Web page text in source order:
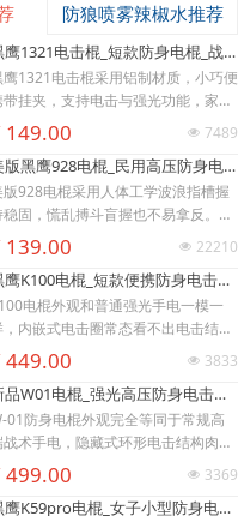
防狼喷雾辣椒水推荐
黑鹰1321电击棍_短款防身电棍_战术高压电击棍背夹设计_多功能民用合法防身器材_黑鹰电击棍官网
鹰1321电击棍采用铝制材质，小巧便
带挂夹，支持电击与强光功能，家用
电便捷，防滑设计易握持，体积小威
力足，适配日常防身需求。
넶 7489
149.00
美版黑鹰928电棍_民用高压防身电击棍_女子防狼小型便携电棍防身器材_电棍专买商城官网
版928电棍采用人体工学波浪指槽握
稳固，慌乱搏斗盲握也不易拿反。该
防身电击棍采用核心双侧高压导电片
独有防抢设计，歹徒伸手抢夺机身时
刻遭电击弹开，杜绝武器被反夺反噬
身；凸起蘑菇触头穿透力强，厚棉
、牛仔外套也能顺利导通电流。强光
可先炫目干扰对手视线，再近身电
制敌，双重战术配合提升脱身概率。
电棍侧面滑动总锁隔离误触，包
口袋挤压不会意外放电；标配耐磨
套，可内藏腰间隐蔽携带，充电电池
环使用续航稳定。此电棍小巧轻薄，
放进手提包、外套口袋、汽车扶手
，不像长款电棍笨重受限，主打近距
넶 22210
139.00
黑鹰K100电棍_短款便携防身电击棍_大功率高压电棍带电量显示_强光照明typeC接口电击手电防身器材_电棍专买商城官网
电棍外观和普通强光手电一模一
，内嵌式电击圈常态看不出电击结
，隐蔽性远超传统露触头电棍。6061
航空铝机身抗摔耐磨，灯头莲花齿
物理击打与车祸破窗逃生作用。K1
电棍的高亮度暴闪灯光可短暂致盲对
，创造电击反击窗口期；电流控制在
全区间，快速压制施暴者行动力，不
造成不可逆重伤。尾部总电源 + 战术
键双层保险，包内、口袋存放杜绝挤
넶 3833
449.00
新品W01电棍_强光高压防身电击棍_黑鹰安防电棍专卖店_小型便携电击防身器材
01防身电棍外观完全等同于常规高
战术手电，隐藏式环形电击结构肉眼
以识别，夜间手持照明毫无违和感，
悄悄保持戒备姿态不刺激施暴者。航
铝合金外壳抗摔耐磨，暴雨环境照常
넶 3369
499.00
黑鹰K59pro电棍_女子小型防身电击棍_大功率高压电棍隐藏式电击头设计_合法电击防身器材手电_黑鹰电击棍专卖店